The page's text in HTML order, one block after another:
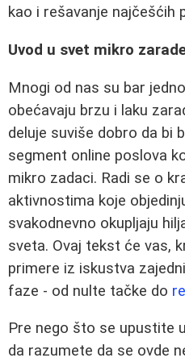
kao i rešavanje najčešćih
Uvod u svet mikro
Mnogi od nas su bar
obećavaju brzu i laku
deluje suviše dobro da bi
segment online poslova
mikro zadaci. Radi se o
aktivnostima koje
svakodnevno okupljaju
sveta. Ovaj tekst će vas,
primere iz iskustva
faze - od nulte tačke do
Pre nego što se upustite
da razumete da se ovde